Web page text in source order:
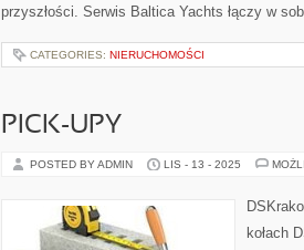
przyszłości. Serwis Baltica Yachts łączy w
CATEGORIES: NIERUCHOMOŚCI
PICK-UPY
POSTED BY ADMIN LIS - 13 - 2025
kołach